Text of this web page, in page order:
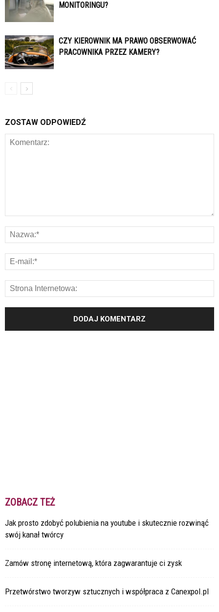
MONITORINGU?
CZY KIEROWNIK MA PRAWO OBSERWOWAĆ
PRACOWNIKA PRZEZ KAMERY?
ZOSTAW ODPOWIEDŹ
ZOBACZ TEŻ
Jak prosto zdobyć polubienia na youtube i skutecznie rozwinąć
swój kanał twórcy
Zamów stronę internetową, która zagwarantuje ci zysk
Przetwórstwo tworzyw sztucznych i współpraca z Canexpol.pl